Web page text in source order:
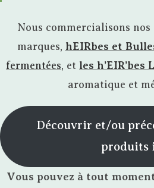
Nous commercialisons
marques, hEIRbes et
fermentées, et les h’EIR’bes
aromatique et
Découvrir et/ou
produits
Vous pouvez à tout